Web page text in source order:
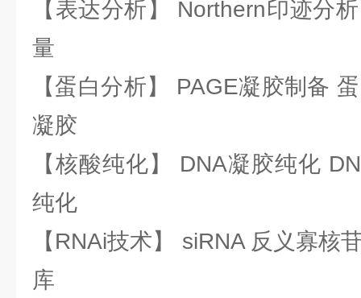
【表达分析】 Northern印迹分
量
【蛋白分析】 PAGE凝胶制备
凝胶
【核酸纯化】 DNA凝胶纯化
纯化
【RNAi技术】 siRNA 反义寡核
库